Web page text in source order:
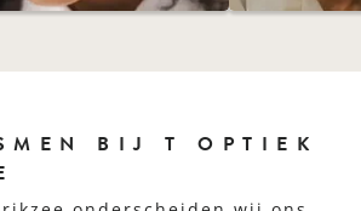
BIJ T OPTIEK